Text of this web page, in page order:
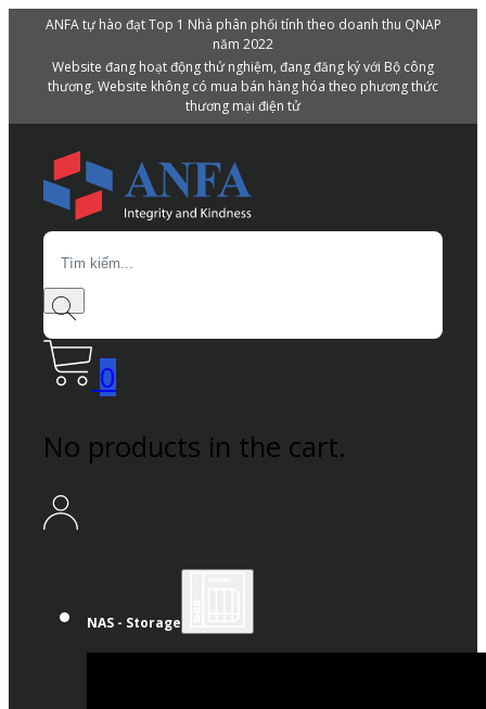
ANFA tự hào đạt Top 1 Nhà phân phối tính theo doanh thu QNAP
năm 2022
Website đang hoạt động thử nghiệm, đang đăng ký với Bộ công
thương, Website không có mua bán hàng hóa theo phương thức
thương mại điện tử
Search
0
No products in the cart.
NAS - Storage